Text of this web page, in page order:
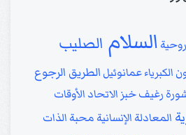
السلام الصليب
الكبرياءعمانوئيل الطريق الرجوع
رغيف خبز الاتحاد الأوقات
المعادلة الإنسانية محبة الذات